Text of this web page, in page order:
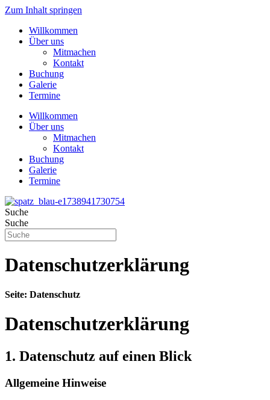
Zum Inhalt springen
Willkommen
Über uns
Mitmachen
Kontakt
Buchung
Galerie
Termine
Willkommen
Über uns
Mitmachen
Kontakt
Buchung
Galerie
Termine
Suche
Suche
Datenschutzerklärung
Seite: Datenschutz
Datenschutz­erklärung
1. Datenschutz auf einen Blick
Allgemeine Hinweise